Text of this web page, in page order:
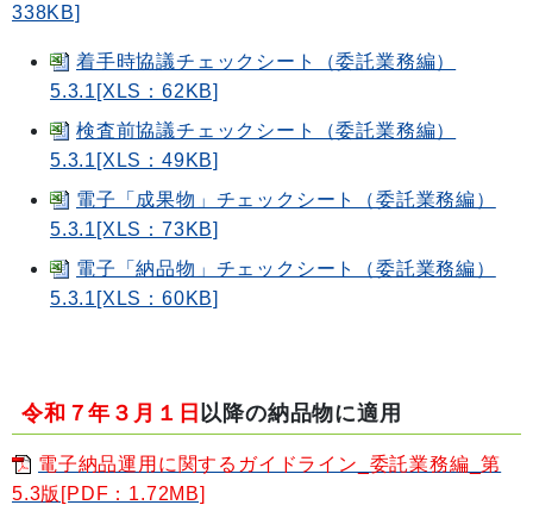
338KB]
着手時協議チェックシート（委託業務編）
5.3.1[XLS：62KB]
検査前協議チェックシート（委託業務編）
5.3.1[XLS：49KB]
電子「成果物」チェックシート（委託業務編）
5.3.1[XLS：73KB]
電子「納品物」チェックシート（委託業務編）
5.3.1[XLS：60KB]
令和７年３月１日 以降の納品物に適用
電子納品運用に関するガイドライン_委託業務編_第
5.3版[PDF：1.72MB]